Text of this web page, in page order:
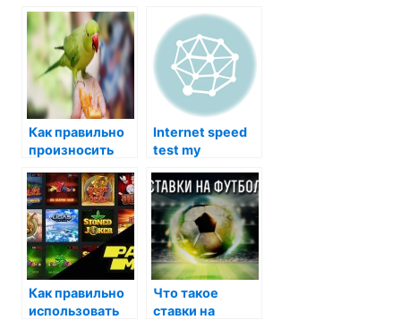
Как правильно
произносить
всех нюансов
Internet speed
test my
Как правильно
использовать
Что такое
ставки на